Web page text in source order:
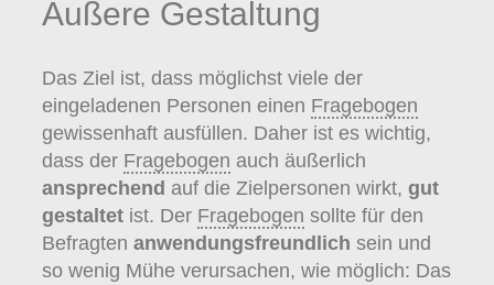
Äußere Gestaltung
Das Ziel ist, dass möglichst viele der
eingeladenen Personen einen Fragebogen
gewissenhaft ausfüllen. Daher ist es wichtig,
dass der Fragebogen auch äußerlich
ansprechend auf die Zielpersonen wirkt, gut
gestaltet ist. Der Fragebogen sollte für den
Befragten anwendungsfreundlich sein und
so wenig Mühe verursachen, wie möglich: Das